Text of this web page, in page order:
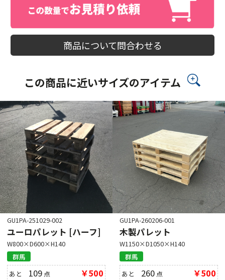
商品について問合わせる
この商品に近いサイズのアイテム
GU1PA-251029-002
ユーロパレット [ハーフ]
W800×D600×H140
群馬
あと 109 点 ￥500
GU1PA-260206-001
木製パレット
W1150×D1050×H140
群馬
あと 260 点 ￥500